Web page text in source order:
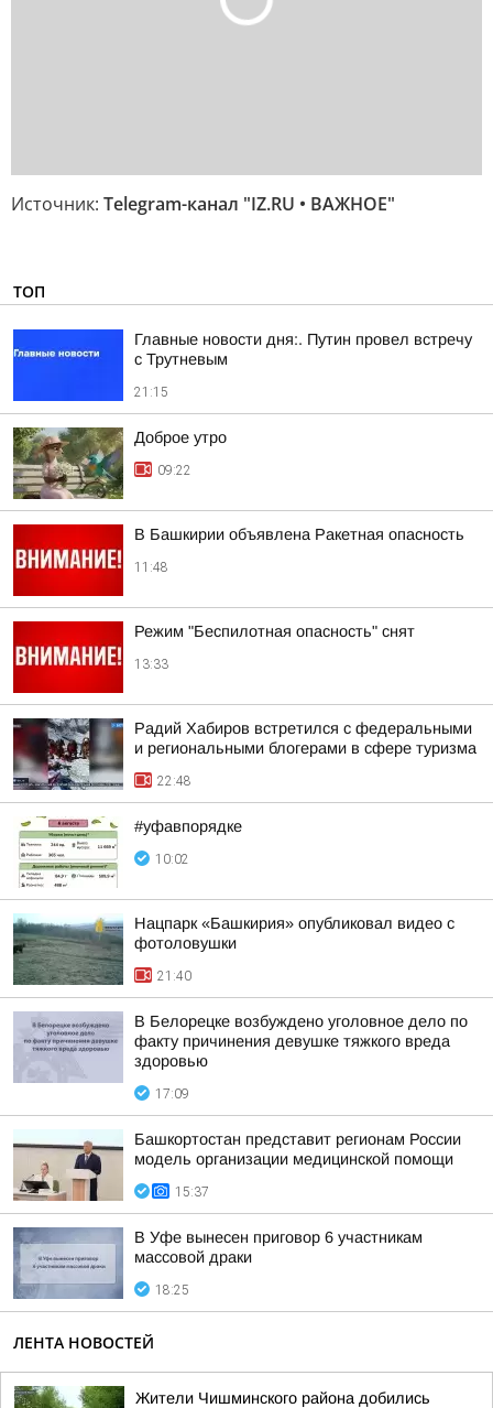
Источник: Telegram-канал "IZ.RU • ВАЖНОЕ"
ТОП
Главные новости дня:. Путин провел встречу
с Трутневым
21:15
Доброе утро
09:22
В Башкирии объявлена Ракетная опасность
11:48
Режим "Беспилотная опасность" снят
13:33
Радий Хабиров встретился с федеральными
и региональными блогерами в сфере туризма
22:48
#уфавпорядке
10:02
Нацпарк «Башкирия» опубликовал видео с
фотоловушки
21:40
В Белорецке возбуждено уголовное дело по
факту причинения девушке тяжкого вреда
здоровью
17:09
Башкортостан представит регионам России
модель организации медицинской помощи
15:37
В Уфе вынесен приговор 6 участникам
массовой драки
18:25
ЛЕНТА НОВОСТЕЙ
Жители Чишминского района добились